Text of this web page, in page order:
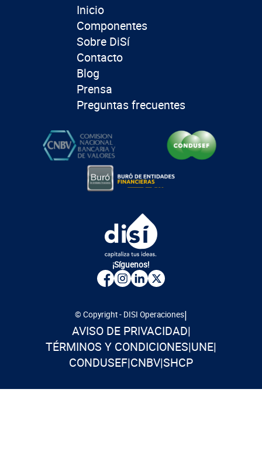
Inicio
Componentes
Sobre DiSí
Contacto
Blog
Prensa
Preguntas frecuentes
¡Síguenos!
© Copyright - DISI Operaciones|
AVISO DE PRIVACIDAD|
TÉRMINOS Y CONDICIONES|UNE|
CONDUSEF|CNBV|SHCP